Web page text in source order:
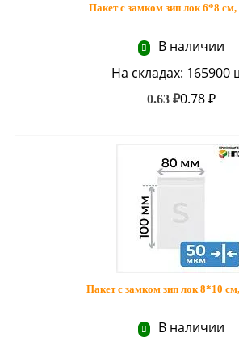
Пакет с замком зип лок 6*8
В наличии
На складах: 165900
0.78 ₽
0.63 ₽
Пакет с замком зип лок 8*10
В наличии